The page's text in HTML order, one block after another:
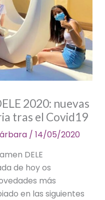
2020: nuevas
tras el Covid19
/ 14/05/2020
DELE
de hoy os
más
en las siguientes